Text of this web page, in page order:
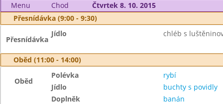
Menu Chod
Čtvrtek 8. 10. 2015
Přesnídávka (9:00 - 9:30)
Přesnídávka
Jídlo chléb s
Oběd (11:00 - 14:00)
Oběd
Polévka
rybí
Jídlo
buchty s povidly
Doplněk
banán